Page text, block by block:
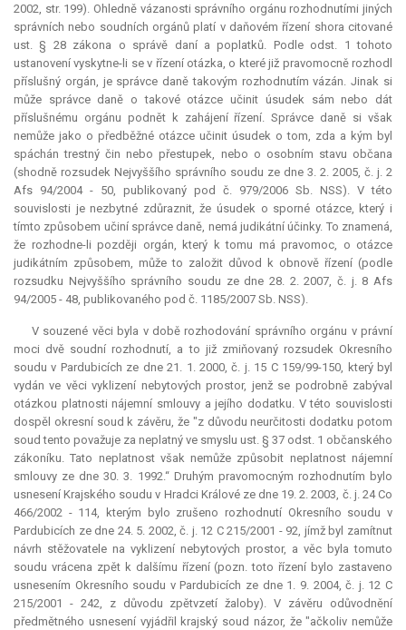
2002, str. 199). Ohledně vázanosti správního orgánu rozhodnutími jiných
správních nebo soudních orgánů platí v daňovém řízení shora citované
ust. § 28 zákona o správě daní a poplatků. Podle odst. 1 tohoto
ustanovení vyskytne-li se v řízení otázka, o které již pravomocně rozhodl
příslušný orgán, je správce daně takovým rozhodnutím vázán. Jinak si
může správce daně o takové otázce učinit úsudek sám nebo dát
příslušnému orgánu podnět k zahájení řízení. Správce daně si však
nemůže jako o předběžné otázce učinit úsudek o tom, zda a kým byl
spáchán trestný čin nebo přestupek, nebo o osobním stavu občana
(shodně rozsudek Nejvyššího správního soudu ze dne 3. 2. 2005, č. j. 2
Afs 94/2004 - 50, publikovaný pod č. 979/2006 Sb. NSS). V této
souvislosti je nezbytné zdůraznit, že úsudek o sporné otázce, který i
tímto způsobem učiní správce daně, nemá judikátní účinky. To znamená,
že rozhodne-li později orgán, který k tomu má pravomoc, o otázce
judikátním způsobem, může to založit důvod k obnově řízení (podle
rozsudku Nejvyššího správního soudu ze dne 28. 2. 2007, č. j. 8 Afs
94/2005 - 48, publikovaného pod č. 1185/2007 Sb. NSS).
V souzené věci byla v době rozhodování správního orgánu v právní
moci dvě soudní rozhodnutí, a to již zmiňovaný rozsudek Okresního
soudu v Pardubicích ze dne 21. 1. 2000, č. j. 15 C 159/99-150, který byl
vydán ve věci vyklizení nebytových prostor, jenž se podrobně zabýval
otázkou platnosti nájemní smlouvy a jejího dodatku. V této souvislosti
dospěl okresní soud k závěru, že "z důvodu neurčitosti dodatku potom
soud tento považuje za neplatný ve smyslu ust. § 37 odst. 1 občanského
zákoníku. Tato neplatnost však nemůže způsobit neplatnost nájemní
smlouvy ze dne 30. 3. 1992.“ Druhým pravomocným rozhodnutím bylo
usnesení Krajského soudu v Hradci Králové ze dne 19. 2. 2003, č. j. 24 Co
466/2002 - 114, kterým bylo zrušeno rozhodnutí Okresního soudu v
Pardubicích ze dne 24. 5. 2002, č. j. 12 C 215/2001 - 92, jímž byl zamítnut
návrh stěžovatele na vyklizení nebytových prostor, a věc byla tomuto
soudu vrácena zpět k dalšímu řízení (pozn. toto řízení bylo zastaveno
usnesením Okresního soudu v Pardubicích ze dne 1. 9. 2004, č. j. 12 C
215/2001 - 242, z důvodu zpětvzetí žaloby). V závěru odůvodnění
předmětného usnesení vyjádřil krajský soud názor, že "ačkoliv nemůže